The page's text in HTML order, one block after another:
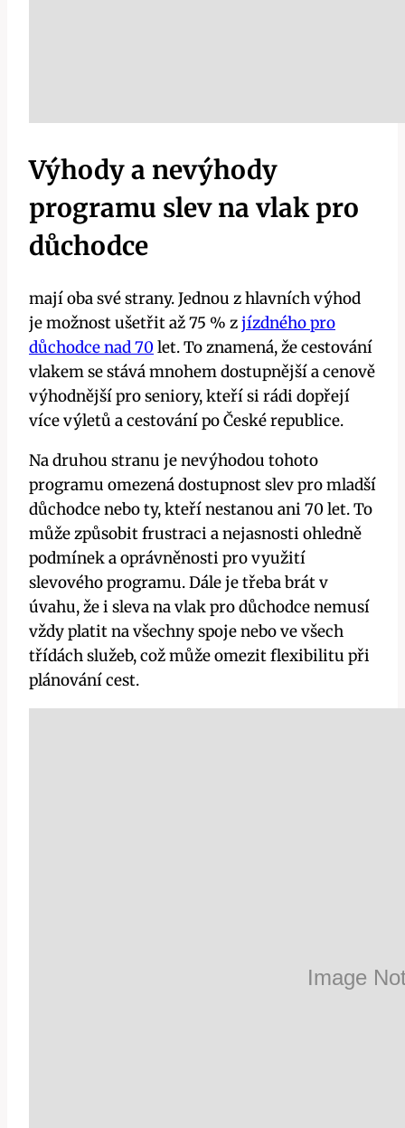
Výhody a nevýhody
programu slev na vlak pro
důchodce
mají oba své strany. Jednou z hlavních výhod
je možnost ušetřit až 75 % zjízdného pro
důchodce nad 70 let. To znamená, že cestování
vlakem se stává mnohem dostupnější a cenově
výhodnější pro seniory, kteří si rádi dopřejí
více výletů a cestování po České republice.
Na druhou stranu je nevýhodou tohoto
programu omezená dostupnost slev pro mladší
důchodce nebo ty, kteří nestanou ani 70 let. To
může způsobit frustraci a nejasnosti ohledně
podmínek a oprávněnosti pro využití
slevového programu. Dále je třeba brát v
úvahu, že i sleva na vlak pro důchodce nemusí
vždy platit na všechny spoje nebo ve všech
třídách služeb, což může omezit flexibilitu při
plánování cest.